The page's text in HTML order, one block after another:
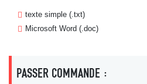
texte simple (.txt)
Microsoft Word (.doc)
PASSER COMMANDE :